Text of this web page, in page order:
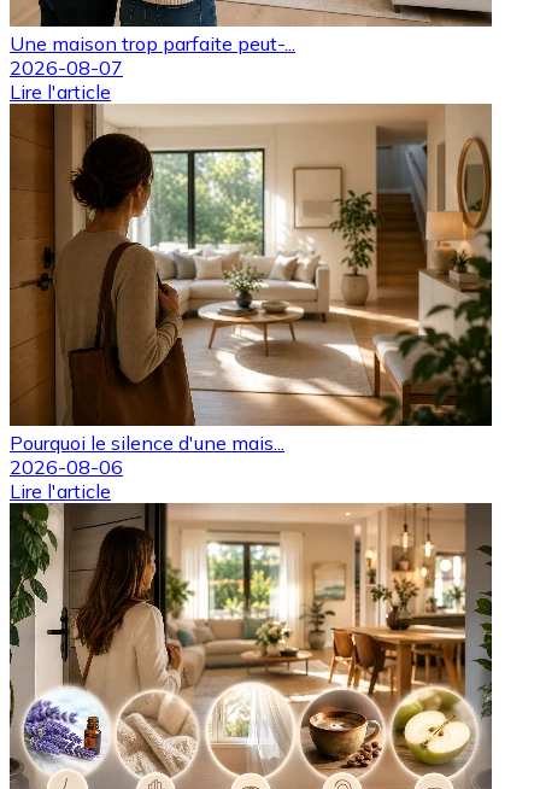
Une maison trop parfaite peut-...
2026-08-07
Lire l'article
Pourquoi le silence d'une mais...
2026-08-06
Lire l'article